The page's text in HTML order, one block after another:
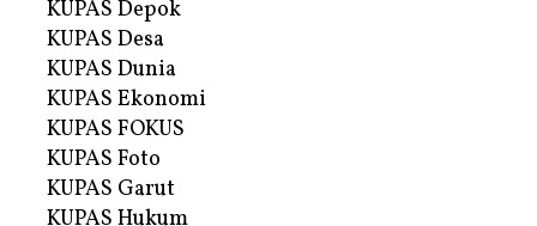
KUPAS Depok
KUPAS Desa
KUPAS Dunia
KUPAS Ekonomi
KUPAS FOKUS
KUPAS Foto
KUPAS Garut
KUPAS Hukum